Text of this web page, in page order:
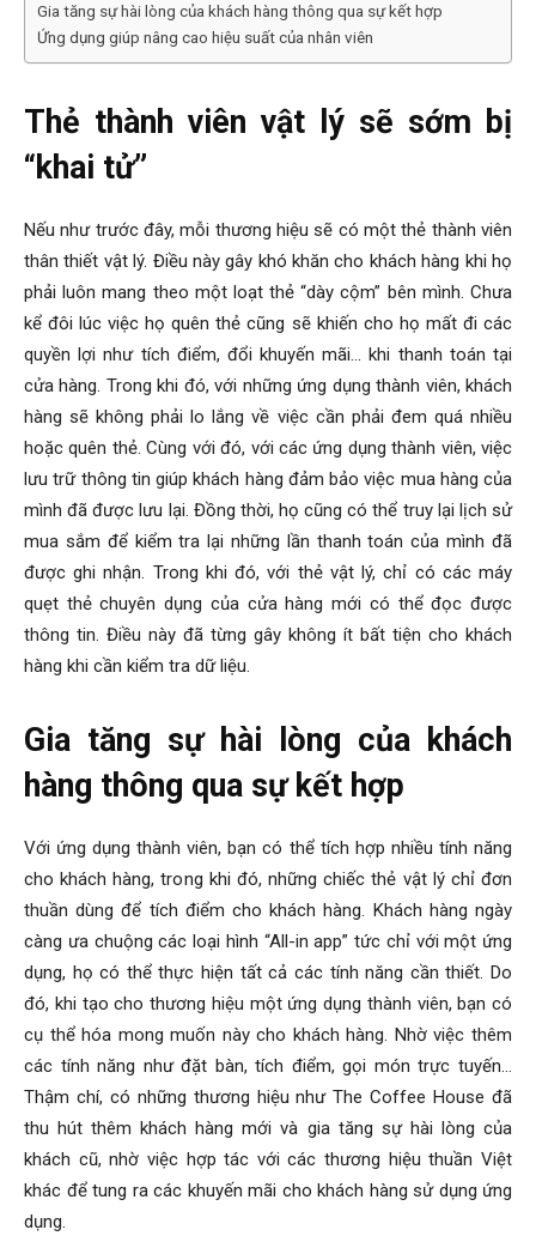
Gia tăng sự hài lòng của khách hàng thông qua sự kết hợp
Ứng dụng giúp nâng cao hiệu suất của nhân viên
Thẻ thành viên vật lý sẽ sớm bị
“khai tử”
Nếu như trước đây, mỗi thương hiệu sẽ có một thẻ thành viên
thân thiết vật lý. Điều này gây khó khăn cho khách hàng khi họ
phải luôn mang theo một loạt thẻ “dày cộm” bên mình. Chưa
kể đôi lúc việc họ quên thẻ cũng sẽ khiến cho họ mất đi các
quyền lợi như tích điểm, đổi khuyến mãi… khi thanh toán tại
cửa hàng. Trong khi đó, với những ứng dụng thành viên, khách
hàng sẽ không phải lo lắng về việc cần phải đem quá nhiều
hoặc quên thẻ. Cùng với đó, với các ứng dụng thành viên, việc
lưu trữ thông tin giúp khách hàng đảm bảo việc mua hàng của
mình đã được lưu lại. Đồng thời, họ cũng có thể truy lại lịch sử
mua sắm để kiểm tra lại những lần thanh toán của mình đã
được ghi nhận. Trong khi đó, với thẻ vật lý, chỉ có các máy
quẹt thẻ chuyên dụng của cửa hàng mới có thể đọc được
thông tin. Điều này đã từng gây không ít bất tiện cho khách
hàng khi cần kiểm tra dữ liệu.
Gia tăng sự hài lòng của khách
hàng thông qua sự kết hợp
Với ứng dụng thành viên, bạn có thể tích hợp nhiều tính năng
cho khách hàng, trong khi đó, những chiếc thẻ vật lý chỉ đơn
thuần dùng để tích điểm cho khách hàng. Khách hàng ngày
càng ưa chuộng các loại hình “All-in app” tức chỉ với một ứng
dụng, họ có thể thực hiện tất cả các tính năng cần thiết. Do
đó, khi tạo cho thương hiệu một ứng dụng thành viên, bạn có
cụ thể hóa mong muốn này cho khách hàng. Nhờ việc thêm
các tính năng như đặt bàn, tích điểm, gọi món trực tuyến…
Thậm chí, có những thương hiệu như The Coffee House đã
thu hút thêm khách hàng mới và gia tăng sự hài lòng của
khách cũ, nhờ việc hợp tác với các thương hiệu thuần Việt
khác để tung ra các khuyến mãi cho khách hàng sử dụng ứng
dụng.